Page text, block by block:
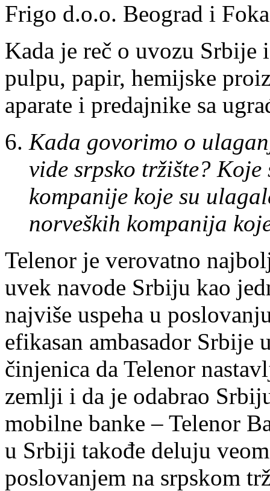
Frigo d.o.o. Beograd i
Kada je reč o uvozu Srbije
pulpu, papir, hemijske
aparate i predajnike sa
Kada govorimo o
vide srpsko tržište?
kompanije koje su
norveških kompanija
Telenor je verovatno
uvek navode Srbiju kao
najviše uspeha u
efikasan ambasador Srbije
činjenica da Telenor
zemlji i da je odabrao
mobilne banke – Telenor
u Srbiji takođe deluju
poslovanjem na srpskom